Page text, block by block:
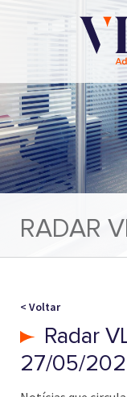
RADAR
< Voltar
Radar
27/05/